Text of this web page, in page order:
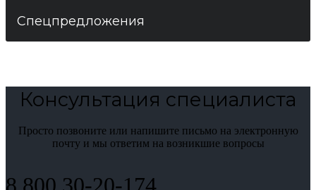
Спецпредложения
Консультация специалиста
Просто позвоните или напишите письмо на электронную
почту и мы ответим на возникшие вопросы